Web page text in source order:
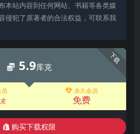
本站内容到任何网站、书籍等各类媒
侵犯了原著者的合法权益，可联系我
下载
5.9库克
永久会员
免费
购买下载权限